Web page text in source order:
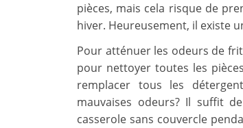
pièces, mais cela risque de
hiver. Heureusement, il existe
Pour atténuer les odeurs de
pour nettoyer toutes les
remplacer tous les
mauvaises odeurs? Il suffit
casserole sans couvercle